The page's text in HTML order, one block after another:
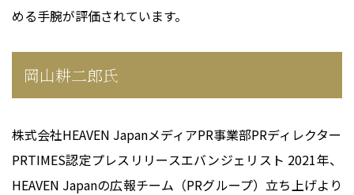
める手腕が評価されています。
岡山耕二郎氏
株式会社HEAVEN JapanメディアPR事業部PRディレクター
PRTIMES認定プレスリリースエバンジェリスト 2021年、
HEAVEN Japanの広報チーム（PRグループ）立ち上げより